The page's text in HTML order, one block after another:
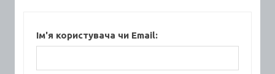
Ім'я користувача чи Email: